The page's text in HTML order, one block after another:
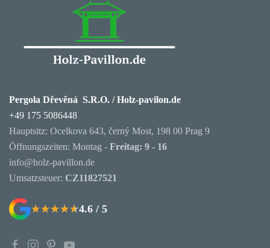
Pergola Dřevěná S.R.O. / Holz-pavilon.de
+49 175 5086448
Hauptsitz: Ocelkova 643, černý Most, 198 00 Prag 9
Öffnungszeiten: Montag - Freitag: 9 - 16
info@holz-pavillon.de
Umsatzsteuer: CZ11827521
★★★★★
★★★★★4.6 / 5